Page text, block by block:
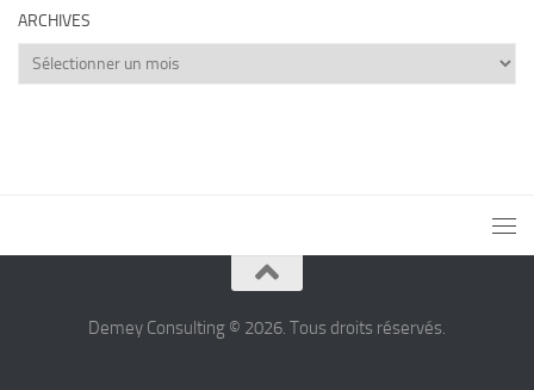
ARCHIVES
Archives
Demey Consulting © 2026. Tous droits réservés.